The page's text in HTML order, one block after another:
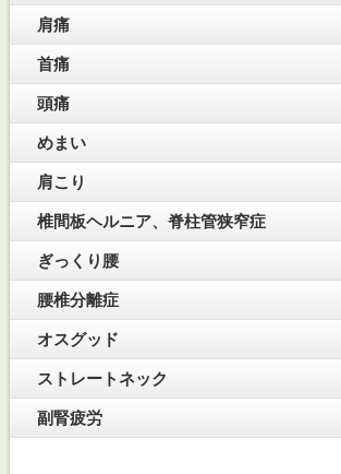
肩痛
首痛
頭痛
めまい
肩こり
椎間板ヘルニア、脊柱管狭窄症
ぎっくり腰
腰椎分離症
オスグッド
ストレートネック
副腎疲労